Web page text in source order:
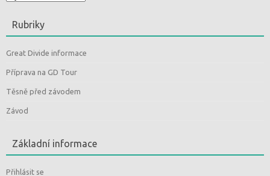
Rubriky
Great Divide informace
Příprava na GD Tour
Těsně před závodem
Závod
Základní informace
Přihlásit se